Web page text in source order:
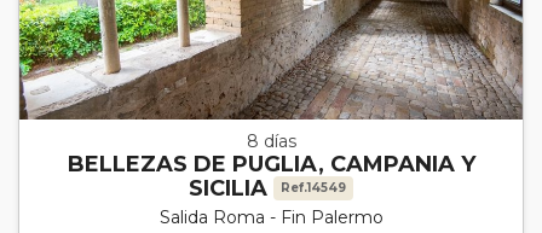
8 días
BELLEZAS DE PUGLIA, CAMPANIA Y
SICILIA
Ref.14549
Salida Roma - Fin Palermo